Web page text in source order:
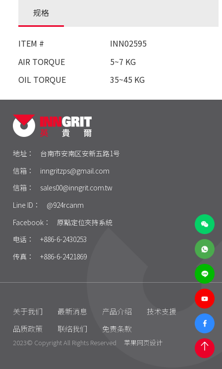
规格
ITEM #
INN02595
AIR TORQUE
5~7 KG
OIL TORQUE
35~45 KG
地址：
台南市安南区安新五路1号
信箱：
inngritzps@gmail.com
信箱：
sales00@inngrit.com.tw
Line ID：
@924rcanm
Facebook：
原點定位夾持系統
电话：
+886-6-2430253
传真：
+886-6-2421869
关于我们 最新消息 产品介绍
技术支援
品质政策
联络我们 免责条款
2023© Copyright All Rights Reserved 苹果网页设计